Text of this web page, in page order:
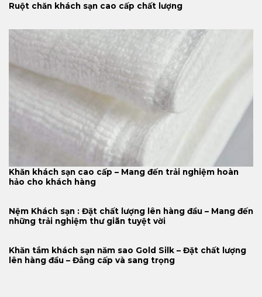
Ruột chăn khách sạn cao cấp chất lượng
Khăn khách sạn cao cấp – Mang đến trải nghiệm hoàn
hảo cho khách hàng
Nệm Khách sạn : Đặt chất lượng lên hàng đầu – Mang đến
những trải nghiệm thư giãn tuyệt vời
Khăn tắm khách sạn năm sao Gold Silk – Đặt chất lượng
lên hàng đầu – Đẳng cấp và sang trọng